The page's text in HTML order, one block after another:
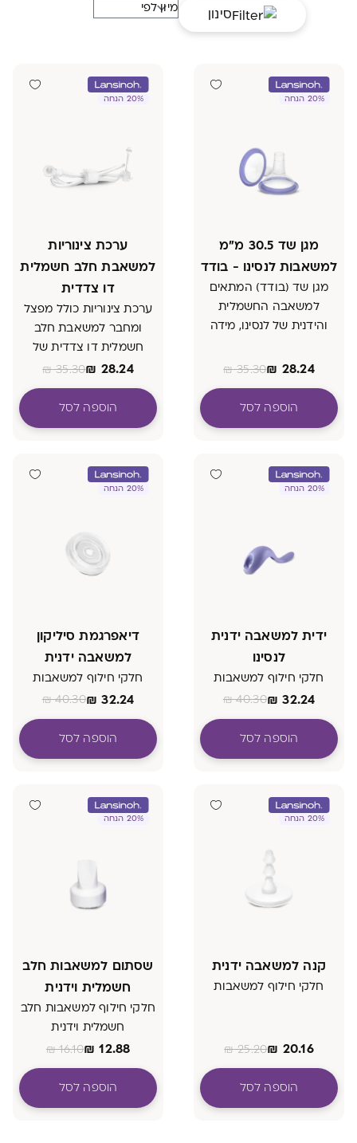
סינון
20% הנחה
מגן שד 30.5 מ״מ
למשאבות לנסינו - בודד
מגן שד (בודד) המתאים
למשאבה החשמלית
והידנית של לנסינו, מידה
₪ 28.24
₪35.30
הוספה לסל
20% הנחה
ערכת צינוריות
למשאבת חלב חשמלית
דו צדדית
ערכת צינוריות כולל מפצל
ומחבר למשאבת חלב
חשמלית דו צדדית של
לנסינו
₪ 28.24
₪35.30
הוספה לסל
20% הנחה
ידית למשאבה ידנית
לנסינו
חלקי חילוף למשאבות
₪ 32.24
₪40.30
הוספה לסל
20% הנחה
דיאפרגמת סיליקון
למשאבה ידנית
חלקי חילוף למשאבות
₪ 32.24
₪40.30
הוספה לסל
20% הנחה
קנה למשאבה ידנית
חלקי חילוף למשאבות
₪ 20.16
₪25.20
הוספה לסל
20% הנחה
שסתום למשאבות חלב
חשמלית וידנית
חלקי חילוף למשאבות חלב
חשמלית וידנית
₪ 12.88
₪16.10
הוספה לסל